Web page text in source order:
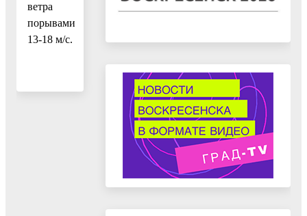
ветра
порывами
13-18 м/с.